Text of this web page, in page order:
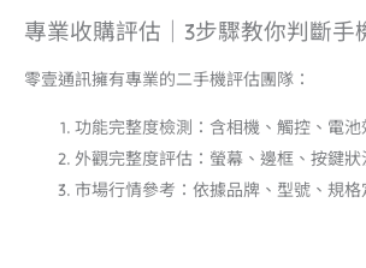
專業收購評估｜3步驟教你判斷手
零壹通訊擁有專業的二手機評估團隊：
功能完整度檢測：含相機、觸控、電池
外觀完整度評估：螢幕、邊框、按鍵狀
市場行情參考：依據品牌、型號、規格